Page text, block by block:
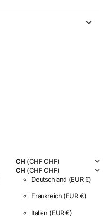
CH (CHF CHF)
CH (CHF CHF)
Deutschland (EUR €)
Frankreich (EUR €)
Italien (EUR €)